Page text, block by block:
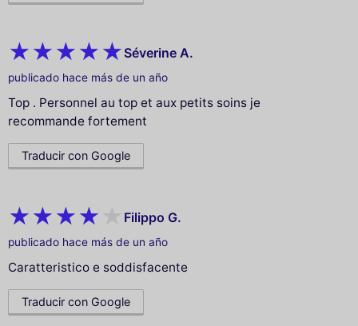
Séverine A.
publicado hace más de un año
Top . Personnel au top et aux petits soins je
recommande fortement
Traducir con Google
Filippo G.
publicado hace más de un año
Caratteristico e soddisfacente
Traducir con Google